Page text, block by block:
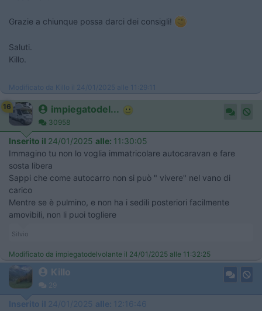
Grazie a chiunque possa darci dei consigli!
Saluti.
Killo.
Modificato da Killo il 24/01/2025 alle 11:29:11
16 impiegatodel...
30958
Inserito il 24/01/2025 alle: 11:30:05
Immagino tu non lo voglia immatricolare autocaravan e fare
sosta libera
Sappi che come autocarro non si può " vivere" nel vano di
carico
Mentre se è pulmino, e non ha i sedili posteriori facilmente
amovibili, non li puoi togliere
Silvio
Modificato da impiegatodelvolante il 24/01/2025 alle 11:32:25
Killo
29
Inserito il 24/01/2025 alle: 12:16:46